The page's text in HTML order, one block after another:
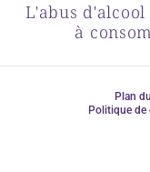
L'abus
à
Plan
Politique de